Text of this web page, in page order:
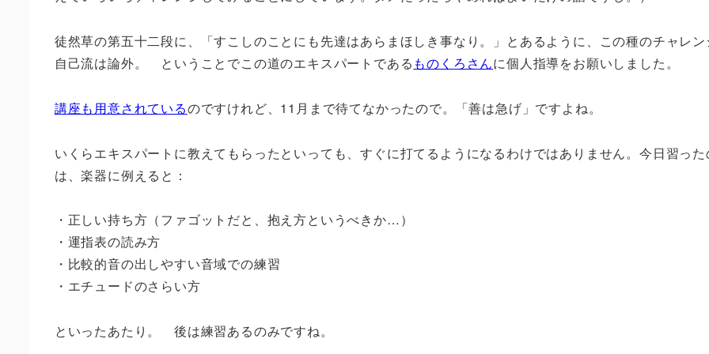
徒然草の第五十二段に、「すこしのことにも先達はあらまほしき事なり。」とあるように、この種のチャレ
自己流は論外。 ということでこの道のエキスパートである ものくろさんに個人指導をお願いしました。
講座も用意されているのですけれど、11月まで待てなかったので。「善は急げ」ですよね。
いくらエキスパートに教えてもらったといっても、すぐに打てるようになるわけではありません。今日習っ
は、楽器に例えると：
・正しい持ち方（ファゴットだと、抱え方というべきか…）
・運指表の読み方
・比較的音の出しやすい音域での練習
・エチュードのさらい方
といったあたり。 後は練習あるのみですね。